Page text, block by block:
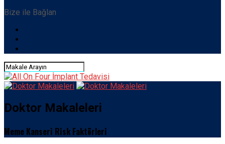
Bize ile Bağlan
Doktor Makaleleri
Meme Kanseri Risk Faktörleri